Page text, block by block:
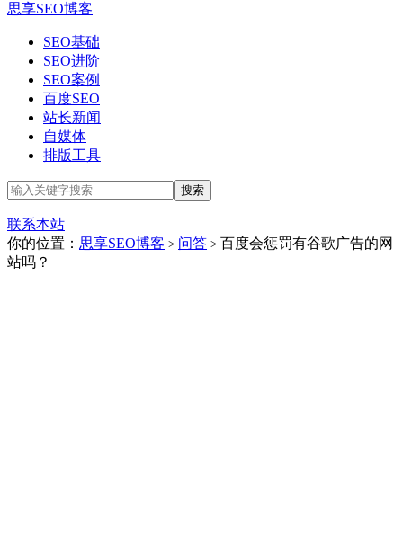
思享SEO博客
SEO基础
SEO进阶
SEO案例
百度SEO
站长新闻
自媒体
排版工具
联系本站
你的位置： 思享SEO博客 > 问答 > 百度会惩罚有谷歌广告的网
站吗？